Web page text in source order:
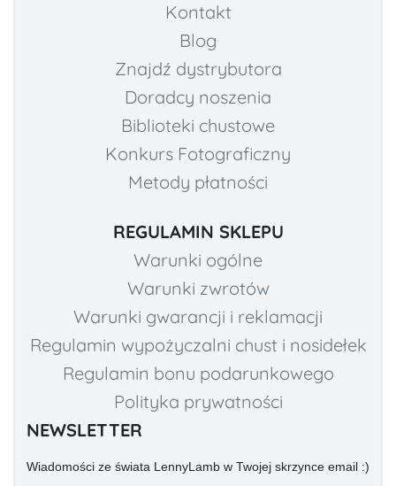
Kontakt
Blog
Znajdź dystrybutora
Doradcy noszenia
Biblioteki chustowe
Konkurs Fotograficzny
Metody płatności
REGULAMIN SKLEPU
Warunki ogólne
Warunki zwrotów
Warunki gwarancji i reklamacji
Regulamin wypożyczalni chust i nosidełek
Regulamin bonu podarunkowego
Polityka prywatności
NEWSLETTER
Wiadomości ze świata LennyLamb w Twojej skrzynce email :)